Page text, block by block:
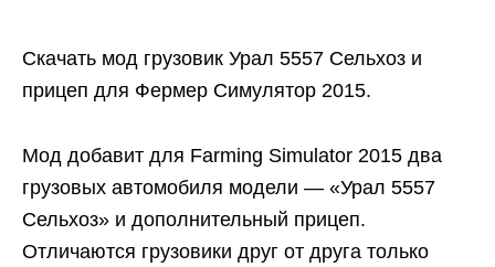
Скачать мод грузовик Урал 5557 Сельхоз и
прицеп для Фермер Симулятор 2015.
Мод добавит для Farming Simulator 2015 два
грузовых автомобиля модели — «Урал 5557
Сельхоз» и дополнительный прицеп.
Отличаются грузовики друг от друга только